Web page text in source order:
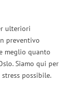
ulteriori
preventivo
meglio quanto
Siamo qui per
possibile.